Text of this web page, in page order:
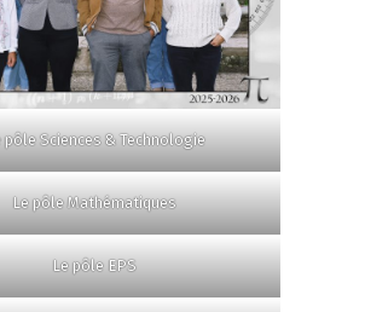
pôle Sciences & Technologie
Le pôle Mathématiques
Le pôle EPS